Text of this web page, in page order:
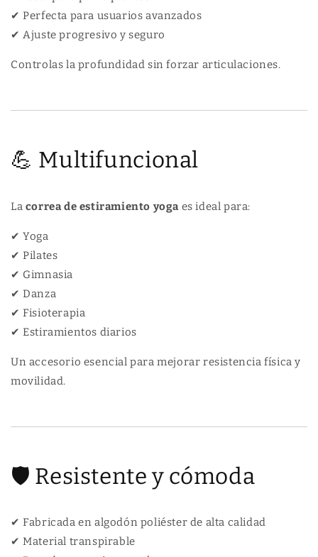
✔ Perfecta para usuarios avanzados
✔ Ajuste progresivo y seguro
Controlas la profundidad sin forzar articulaciones.
💪 Multifuncional
La correa de estiramiento yoga es ideal para:
✔ Yoga
✔ Pilates
✔ Gimnasia
✔ Danza
✔ Fisioterapia
✔ Estiramientos diarios
Un accesorio esencial para mejorar resistencia física y
movilidad.
🛡 Resistente y cómoda
✔ Fabricada en algodón poliéster de alta calidad
✔ Material transpirable